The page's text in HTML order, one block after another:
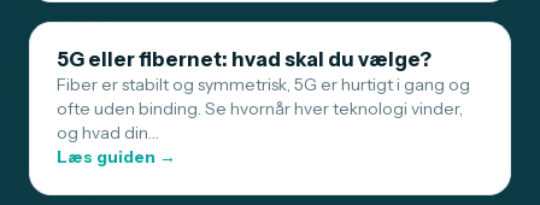
5G eller fibernet: hvad skal du vælge?
Fiber er stabilt og symmetrisk, 5G er hurtigt i gang og
ofte uden binding. Se hvornår hver teknologi vinder,
og hvad din…
Læs guiden →